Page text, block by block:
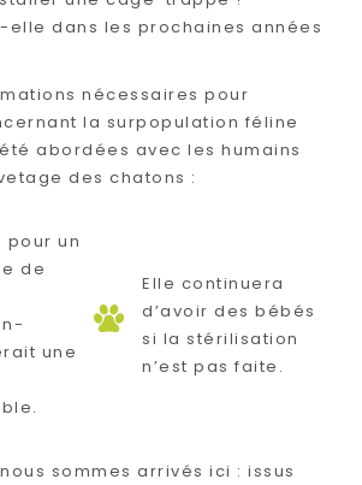
elle dans les prochaines années
nécessaires pour
la surpopulation féline
abordées avec les humains
des chatons :
pour un
de
une
Elle continuera
d’avoir des bébés
si la stérilisation
n’est pas faite.
sommes arrivés ici : issus